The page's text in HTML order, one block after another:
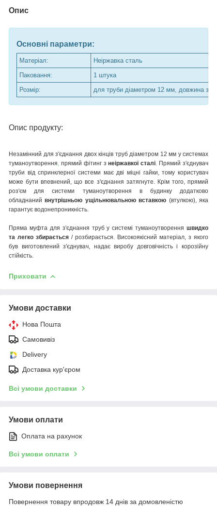
Опис
Основні параметри:
Матеріал:
Неіржавка сталь
Паковання:
1 штука
Розмір:
для труби діаметром 12 мм, довжина
Опис продукту:
Незамінний для з'єднання двох кінців труб діаметром 12 мм у системах
туманоутворення прямий фітинг з неіржавкої сталі Прямий з'єднувач
труби від спринклерної системи має дві міцні гайки, тому користувач
може бути впевнений, що все з'єднання затягнуте.
Крім того, прямий
роз'єм для системи туманоутворення в будинку додатково
обладнаний внутрішньою ущільнювальною вставкою (втулкою), яка
гарантує водонепроникність.
Пряма муфта для з'єднання труб у системі туманоутворення швидко
та легко збирається / розбирається.
Високоякісний матеріал, з якого
був виготовлений з'єднувач, надає виробу довговічність і корозійну
стійкість.
Приховати
Умови доставки
Нова Пошта
Самовивіз
Delivery
Доставка кур'єром
Всі умови доставки
Умови оплати
Оплата на рахунок
Всі умови оплати
Умови повернення
Повернення товару впродовж 14 днів за домовленістю